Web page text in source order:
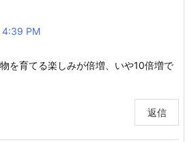
4:39 PM
を育てる楽しみが倍増、いや10倍増で
返信